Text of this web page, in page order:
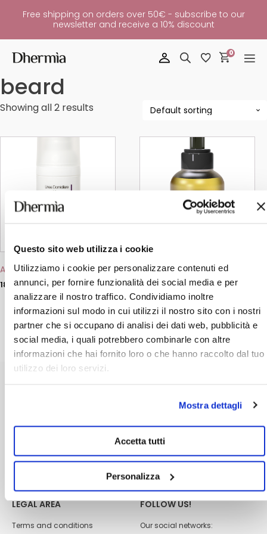
Questo sito web utilizza i cookie
Utilizziamo i cookie per personalizzare contenuti ed
annunci, per fornire funzionalità dei social media e per
analizzare il nostro traffico. Condividiamo inoltre
informazioni sul modo in cui utilizzi il nostro sito con i nostri
partner che si occupano di analisi dei dati web, pubblicità e
social media, i quali potrebbero combinarle con altre
informazioni che hai fornito loro o che hanno raccolto dal tuo
utilizzo dei loro servizi.
Mostra dettagli
Accetta tutti
Personalizza
Free shipping on orders over 50€ - subscribe to our
newsletter and receive a 10% discount
0
beard
Showing all 2 results
Aftershave Gel
18,00€
ADD
Mentum Oleum for Beard
& Moustache
19,00€
ADD
Payment methods
Contacts
Become a reseller
Quality policy
LEGAL AREA
Terms and conditions
FOLLOW US!
Our social networks: